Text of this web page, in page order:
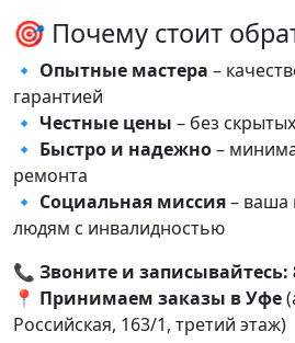
🎯 Почему стоит
🔹 Опытные мастера –
гарантией
🔹 Честные цены – без
🔹 Быстро и надежно–
ремонта
🔹 Социальная миссия– ваша
людям с инвалидностью
📞 Звоните и записывайтесь:
📍 Принимаем заказы в Уфе
Российская, 163/1, третий этаж)